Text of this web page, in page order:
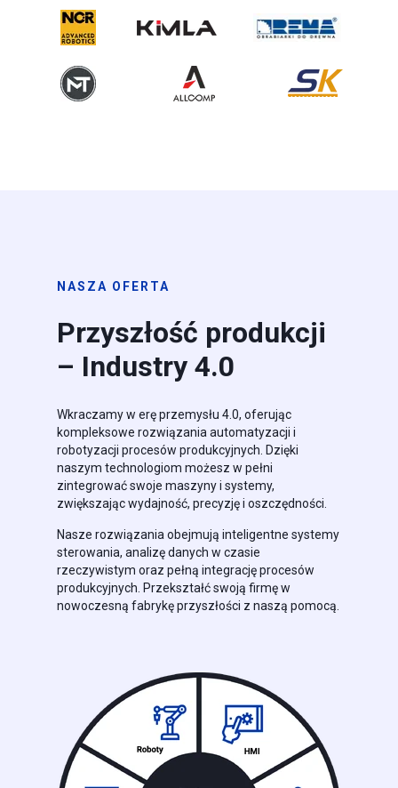
Przyszłość produkcji
– Industry 4.0
NASZA OFERTA
Wkraczamy w erę przemysłu 4.0, oferując
kompleksowe rozwiązania automatyzacji i
robotyzacji procesów produkcyjnych. Dzięki
naszym technologiom możesz w pełni
zintegrować swoje maszyny i systemy,
zwiększając wydajność, precyzję i oszczędności.
Nasze rozwiązania obejmują inteligentne systemy
sterowania, analizę danych w czasie
rzeczywistym oraz pełną integrację procesów
produkcyjnych. Przekształć swoją firmę w
nowoczesną fabrykę przyszłości z naszą pomocą.